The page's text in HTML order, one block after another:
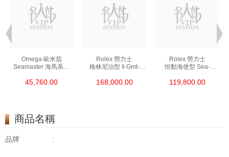
Omega 歐米茄
Seamaster 海馬系列
精鋼 Nekton Edition
45,760.00
Rolex 勞力士
格林尼治型 Ii Gmt-
0002 18kt玫瑰金/鋼
168,000.00
Rolex 勞力士
恒動海使型 Sea-
精鋼 單紅
119,800.00
商品名稱
品牌 :